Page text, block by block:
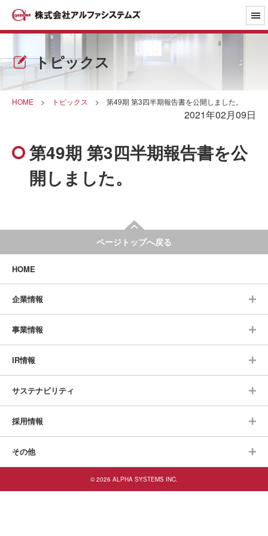
トピックス
HOME > トピックス > 第49期 第3四半期報告書を公開しました。
2021年02月09日
第49期 第3四半期報告書を公
開しました。
ページトップへ戻る
HOME
企業情報
事業情報
IR情報
サステナビリティ
採用情報
その他
© 2026 ALPHA SYSTEMS INC.